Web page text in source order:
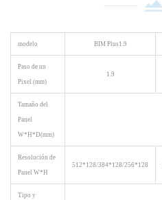
modelo BIM Plus1.9
Paso de un
Pixel (mm)
1.9
Tamaño del
Panel
W*H*D(mm)
Resolución de
Panel W*H
512*128/384*128/256*128
Tipo y